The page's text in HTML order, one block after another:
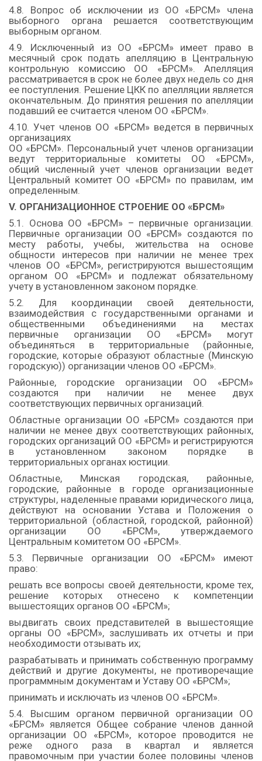
4.8. Вопрос об исключении из ОО «БРСМ» члена
выборного органа решается соответствующим
выборным органом.
4.9. Исключенный из ОО «БРСМ» имеет право в
месячный срок подать апелляцию в Центральную
контрольную комиссию ОО «БРСМ». Апелляция
рассматривается в срок не более двух недель со дня
ее поступления. Решение ЦКК по апелляции является
окончательным. До принятия решения по апелляции
подавший ее считается членом ОО «БРСМ».
4.10. Учет членов ОО «БРСМ» ведется в первичных
организациях
ОО «БРСМ». Персональный учет членов организации
ведут территориальные комитеты ОО «БРСМ»,
общий численный учет членов организации ведет
Центральный комитет ОО «БРСМ» по правилам, им
определенным.
V. ОРГАНИЗАЦИОННОЕ СТРОЕНИЕ ОО «БРСМ»
5.1. Основа ОО «БРСМ» – первичные организации.
Первичные организации ОО «БРСМ» создаются по
месту работы, учебы, жительства на основе
общности интересов при наличии не менее трех
членов ОО «БРСМ», регистрируются вышестоящим
органом ОО «БРСМ» и подлежат обязательному
учету в установленном законом порядке.
5.2. Для координации своей деятельности,
взаимодействия с государственными органами и
общественными объединениями на местах
первичные организации ОО «БРСМ» могут
объединяться в территориальные (районные,
городские, которые образуют областные (Минскую
городскую)) организации членов ОО «БРСМ».
Районные, городские организации ОО «БРСМ»
создаются при наличии не менее двух
соответствующих первичных организаций.
Областные организации ОО «БРСМ» создаются при
наличии не менее двух соответствующих районных,
городских организаций ОО «БРСМ» и регистрируются
в установленном законом порядке в
территориальных органах юстиции.
Областные, Минская городская, районные,
городские, районные в городе организационные
структуры, наделенные правами юридического лица,
действуют на основании Устава и Положения о
территориальной (областной, городской, районной)
организации ОО «БРСМ», утверждаемого
Центральным комитетом ОО «БРСМ».
5.3. Первичные организации ОО «БРСМ» имеют
право:
решать все вопросы своей деятельности, кроме тех,
решение которых отнесено к компетенции
вышестоящих органов ОО «БРСМ»;
выдвигать своих представителей в вышестоящие
органы ОО «БРСМ», заслушивать их отчеты и при
необходимости отзывать их;
разрабатывать и принимать собственную программу
действий и другие документы, не противоречащие
программным документам и Уставу ОО «БРСМ»;
принимать и исключать из членов ОО «БРСМ».
5.4. Высшим органом первичной организации ОО
«БРСМ» является Общее собрание членов данной
организации ОО «БРСМ», которое проводится не
реже одного раза в квартал и является
правомочным при участии более половины членов